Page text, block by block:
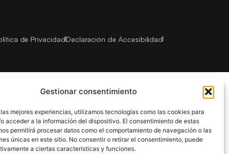
Gestionar consentimiento
mejores experiencias, utilizamos tecnologías como las cookies para
acceder a la información del dispositivo. El consentimiento de estas
permitirá procesar datos como el comportamiento de navegación o las
únicas en este sitio. No consentir o retirar el consentimiento, puede
a ciertas características y funciones.
de PrivacidadDeclaración de Accesibilidad